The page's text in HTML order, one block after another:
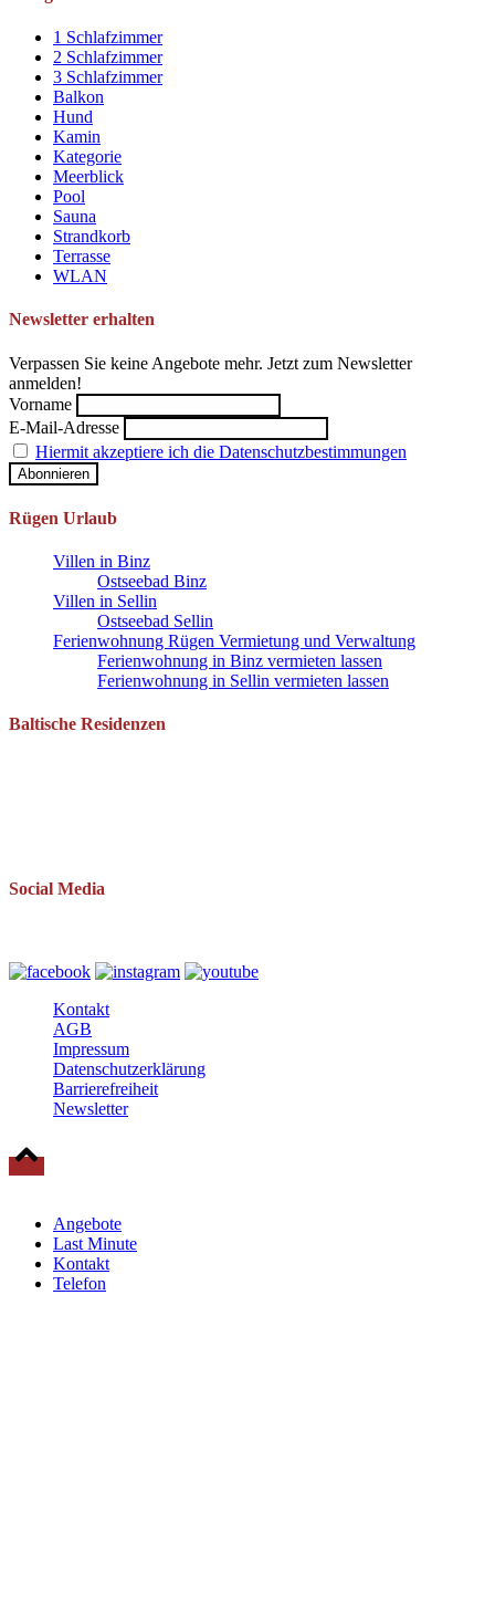
1 Schlafzimmer
2 Schlafzimmer
3 Schlafzimmer
Balkon
Hund
Kamin
Kategorie
Meerblick
Pool
Sauna
Strandkorb
Terrasse
WLAN
Newsletter erhalten
Verpassen Sie keine Angebote mehr. Jetzt zum Newsletter
anmelden!
Vorname
E-Mail-Adresse
Hiermit akzeptiere ich die Datenschutzbestimmungen
Rügen Urlaub
Villen in Binz
Ostseebad Binz
Villen in Sellin
Ostseebad Sellin
Ferienwohnung Rügen Vermietung und Verwaltung
Ferienwohnung in Binz vermieten lassen
Ferienwohnung in Sellin vermieten lassen
Baltische Residenzen
Social Media
Kontakt
AGB
Impressum
Datenschutzerklärung
Barrierefreiheit
Newsletter
Angebote
Last Minute
Kontakt
Telefon